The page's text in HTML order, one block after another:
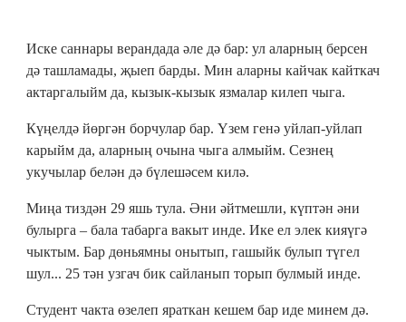
Иске саннары верандада әле дә бар: ул аларның берсен
дә ташламады, җыеп барды. Мин аларны кайчак кайткач
актаргалыйм да, кызык-кызык язмалар килеп чыга.
Күңелдә йөргән борчулар бар. Үзем генә уйлап-уйлап
карыйм да, аларның очына чыга алмыйм. Сезнең
укучылар белән дә бүлешәсем килә.
Миңа тиздән 29 яшь тула. Әни әйтмешли, күптән әни
булырга – бала табарга вакыт инде. Ике ел элек кияүгә
чыктым. Бар дөньямны онытып, гашыйк булып түгел
шул... 25 тән узгач бик сайланып торып булмый инде.
Студент чакта өзелеп яраткан кешем бар иде минем дә.